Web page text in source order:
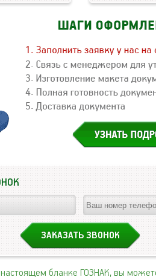
бланке ГОЗНАК, вы